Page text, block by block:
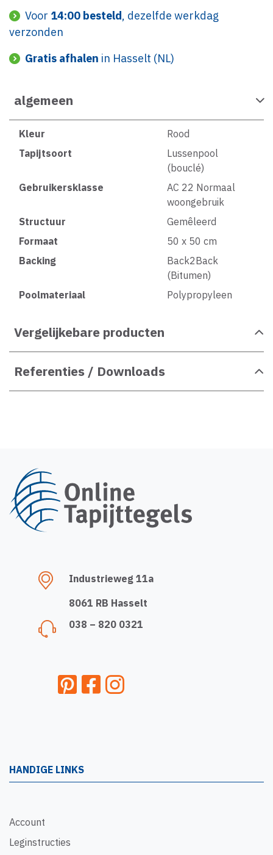
Voor 14:00 besteld, dezelfde werkdag
verzonden
Gratis afhalen in Hasselt (NL)
algemeen
Kleur
Rood
Tapijtsoort
Lussenpool
(bouclé)
Gebruikersklasse
AC 22 Normaal
woongebruik
Structuur
Gemêleerd
Formaat
50 x 50 cm
Backing
Back2Back
(Bitumen)
Poolmateriaal
Polypropyleen
Vergelijkebare producten
Referenties / Downloads
Industrieweg 11a
8061 RB Hasselt
038 – 820 0321
HANDIGE LINKS
Account
Leginstructies